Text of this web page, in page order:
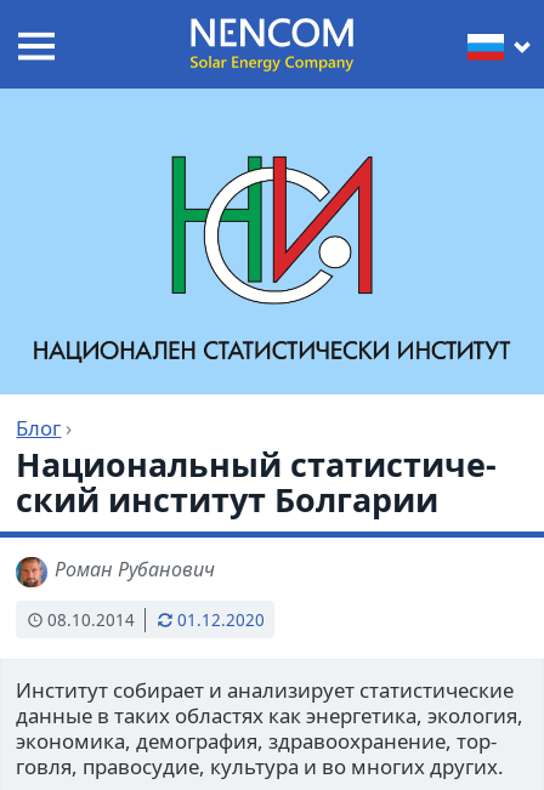
Блог ›
Националь­ный ста­ти­сти­че­
ский инсти­тут Болгарии
Роман Рубанович
08.10.2014 01.12.2020
Институт соби­рает и ана­ли­зи­рует ста­ти­сти­че­ские
данные в таких обла­стях как энер­ге­тика, эко­ло­гия,
эко­но­мика, демо­гра­фия, здра­во­охра­не­ние, тор­
говля, пра­во­су­дие, куль­тура и во многих других.